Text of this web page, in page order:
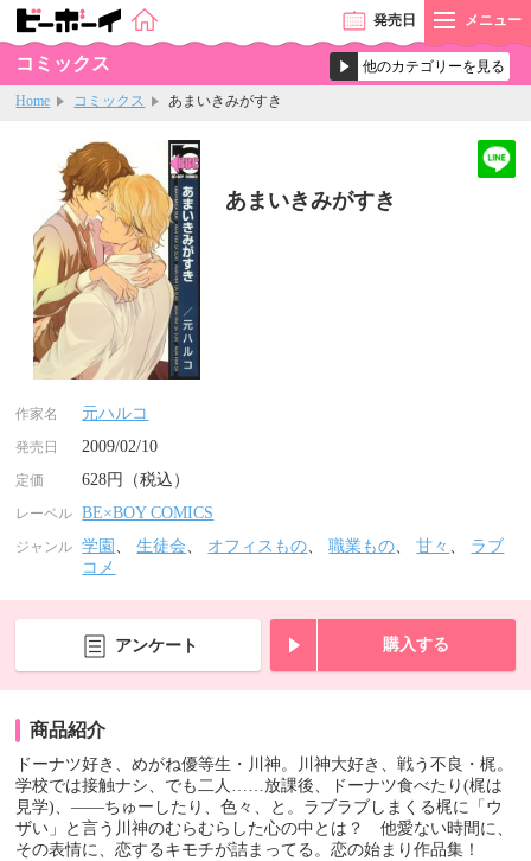
発売日 メニュー
コミックス
Home コミックス あまいきみがすき
あまいきみがすき
作家名 元ハルコ
発売日 2009/02/10
定価 628円（税込）
レーベル BE×BOY COMICS
ジャンル 学園 、生徒会、 オフィスもの、職業もの、甘々 、 ラブ
コメ
アンケート 購入する
商品紹介
ドーナツ好き、めがね優等生・川神。川神大好き、戦う不良・梶。
学校では接触ナシ、でも二人……放課後、ドーナツ食べたり(梶は
見学)、――ちゅーしたり、色々、と。ラブラブしまくる梶に「ウ
ザい」と言う川神のむらむらした心の中とは？ 他愛ない時間に、
その表情に、恋するキモチが詰まってる。恋の始まり作品集！